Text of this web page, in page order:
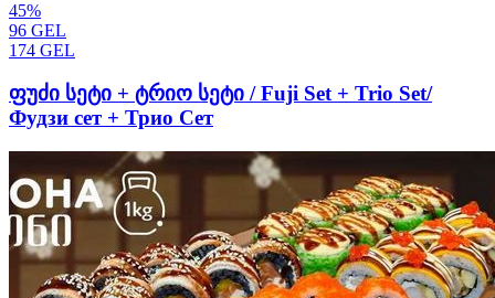
45%
96 GEL
174 GEL
ფუძი სეტი + ტრიო სეტი / Fuji Set + Trio Set/
Фудзи сет + Трио Сет